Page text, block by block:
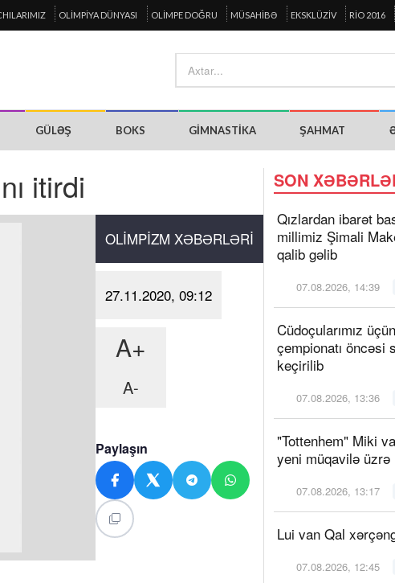
OLIMPIYA DÜNYASI OLIMPE DOĞRU MÜSAHIBƏ EKSKLÜZIV RIO 2016
GÜLƏŞ BOKS GIMNASTIKA ŞAHMAT
itirdi
OLIMPIZM XƏBƏRLƏRI
27.11.2020, 09:12
A+
A-
Paylaşın
SON
Qızlardan ibarət
millimiz Şimali
qalib gəlib
07.08.2026, 14:39
Cüdoçularımız
çempionatı öncəsi
keçirilib
07.08.2026, 13:36
"Tottenhem" Miki
yeni müqavilə üzrə
07.08.2026, 13:17
Lui van Qal
07.08.2026, 12:45